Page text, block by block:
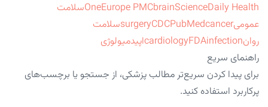
OneEurope PMCbrainScienceDaily Health
سلامت
عمومی
surgeryCDCPubMedcancer
سلامت
روان
cardiologyFDAinfection
اپیدمیولوژی
راهنمای سریع
برای پیدا کردن سریع‌تر مطالب پزشکی، از جستجو یا برچسب‌های
پرکاربرد استفاده کنید.